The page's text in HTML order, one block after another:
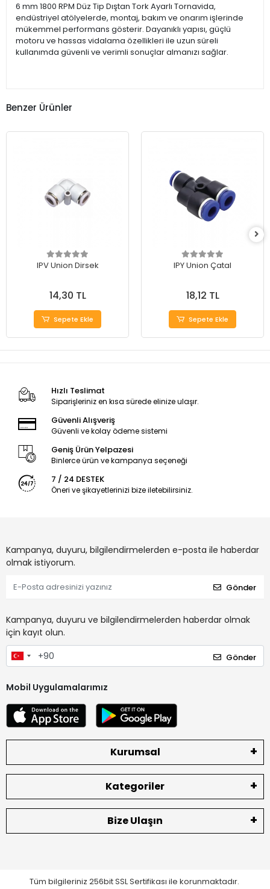
6 mm 1800 RPM Düz Tip Dıştan Tork Ayarlı Tornavida,
endüstriyel atölyelerde, montaj, bakım ve onarım işlerinde
mükemmel performans gösterir. Dayanıklı yapısı, güçlü
motoru ve hassas vidalama özellikleri ile uzun süreli
kullanımda güvenli ve verimli sonuçlar almanızı sağlar.
Benzer Ürünler
IPV Union Dirsek
14,30 TL
Sepete Ekle
IPY Union Çatal
18,12 TL
Sepete Ekle
Hızlı Teslimat
Siparişleriniz en kısa sürede elinize ulaşır.
Güvenli Alışveriş
Güvenli ve kolay ödeme sistemi
Geniş Ürün Yelpazesi
Binlerce ürün ve kampanya seçeneği
7 / 24 DESTEK
Öneri ve şikayetlerinizi bize iletebilirsiniz.
Kampanya, duyuru, bilgilendirmelerden e-posta ile haberdar
olmak istiyorum.
Gönder
Kampanya, duyuru ve bilgilendirmelerden haberdar olmak
için kayıt olun.
Gönder
Mobil Uygulamalarımız
Kurumsal
Kategoriler
Bize Ulaşın
Tüm bilgileriniz 256bit SSL Sertifikası ile korunmaktadır.